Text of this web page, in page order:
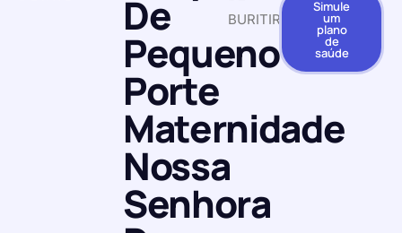
De
Pequeno
Porte
Maternidade
Nossa
Senhora
BURITIRAMA
Simule
um
plano
de
saúde